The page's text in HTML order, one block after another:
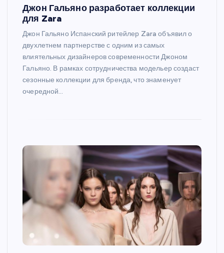
Джон Гальяно разработает коллекции
для Zara
Джон Гальяно Испанский ритейлер Zara объявил о
двухлетнем партнерстве с одним из самых
влиятельных дизайнеров современности Джоном
Гальяно. В рамках сотрудничества модельер создаст
сезонные коллекции для бренда, что знаменует
очередной…